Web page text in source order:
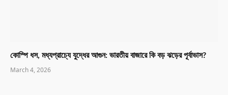
কোস্পি ধস, মধ্যপ্রাচ্যে যুদ্ধের আগুন: ভারতীয় বাজারে কি বড় ঝড়ের পূর্বাভাস?
March 4, 2026